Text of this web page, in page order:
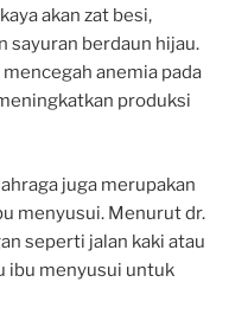
akan zat besi,
sayuran berdaun hijau.
anemia pada
produksi
juga merupakan
menyusui. Menurut dr.
seperti jalan kaki atau
ibu menyusui untuk